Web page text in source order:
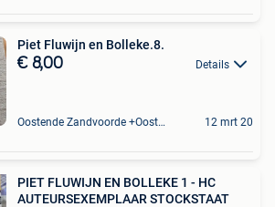
Piet Fluwijn en Bolleke.8.
€ 8,00 Details
Oostende Zandvoorde +Oostende 12 mrt 20
PIET FLUWIJN EN BOLLEKE 1 - HC
AUTEURSEXEMPLAAR STOCKSTAAT